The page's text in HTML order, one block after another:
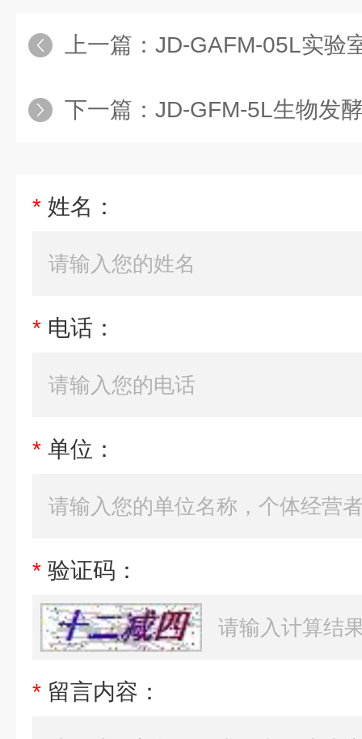
上一篇： JD-GAFM-05L实验
下一篇： JD-GFM-5L生物发
* 姓名：
* 电话：
* 单位：
* 验证码：
* 留言内容：